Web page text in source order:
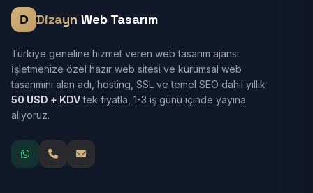
Dizayn Web Tasarım
Türkiye geneline hizmet veren web tasarım ajansı.
İşletmenize özel hazır web sitesi ve kurumsal web
tasarımını alan adı, hosting, SSL ve temel SEO dahil yıllık
50 USD + KDVtek fiyatla, 1-3 iş günü içinde yayına
alıyoruz.